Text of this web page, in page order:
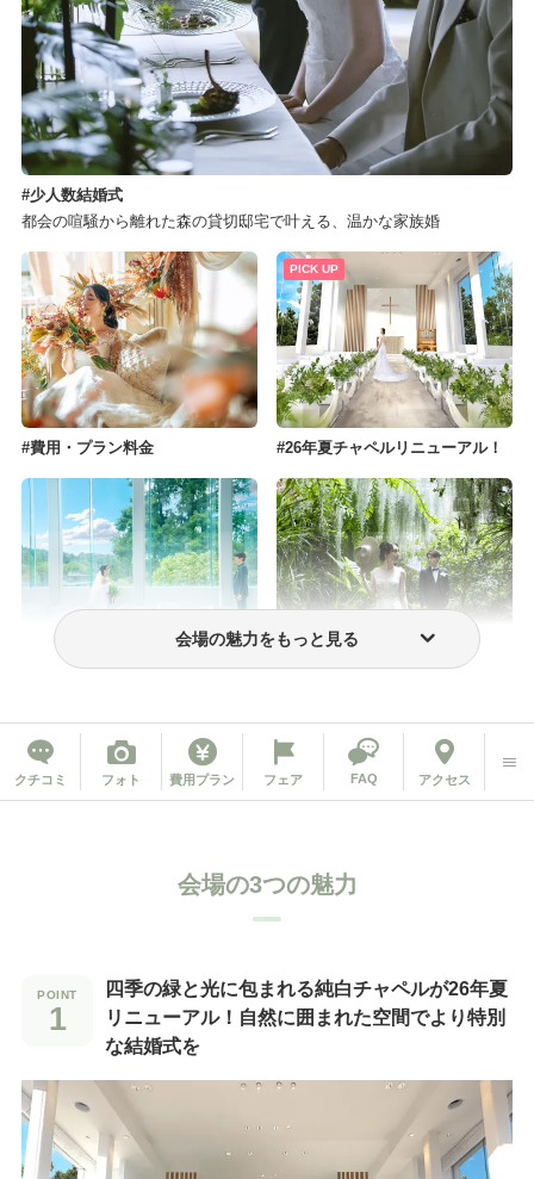
少人数結婚式
都会の喧騒から離れた森の貸切邸宅で叶える、温かな家族婚
費用・プラン料金 26年夏チャペルリニューアル！
PICK UP
会場の魅力をもっと見る
クチコミ フォト 費用プラン フェア FAQ アクセス
会場の3つの魅力
四季の緑と光に包まれる純白チャペルが26年夏
リニューアル！自然に囲まれた空間でより特別
な結婚式を